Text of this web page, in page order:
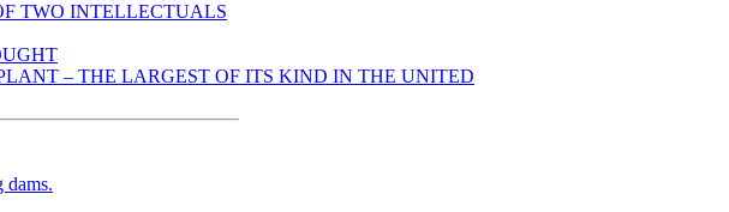
TWO INTELLECTUALS
– THE LARGEST OF ITS KIND IN THE UNITED
dams.